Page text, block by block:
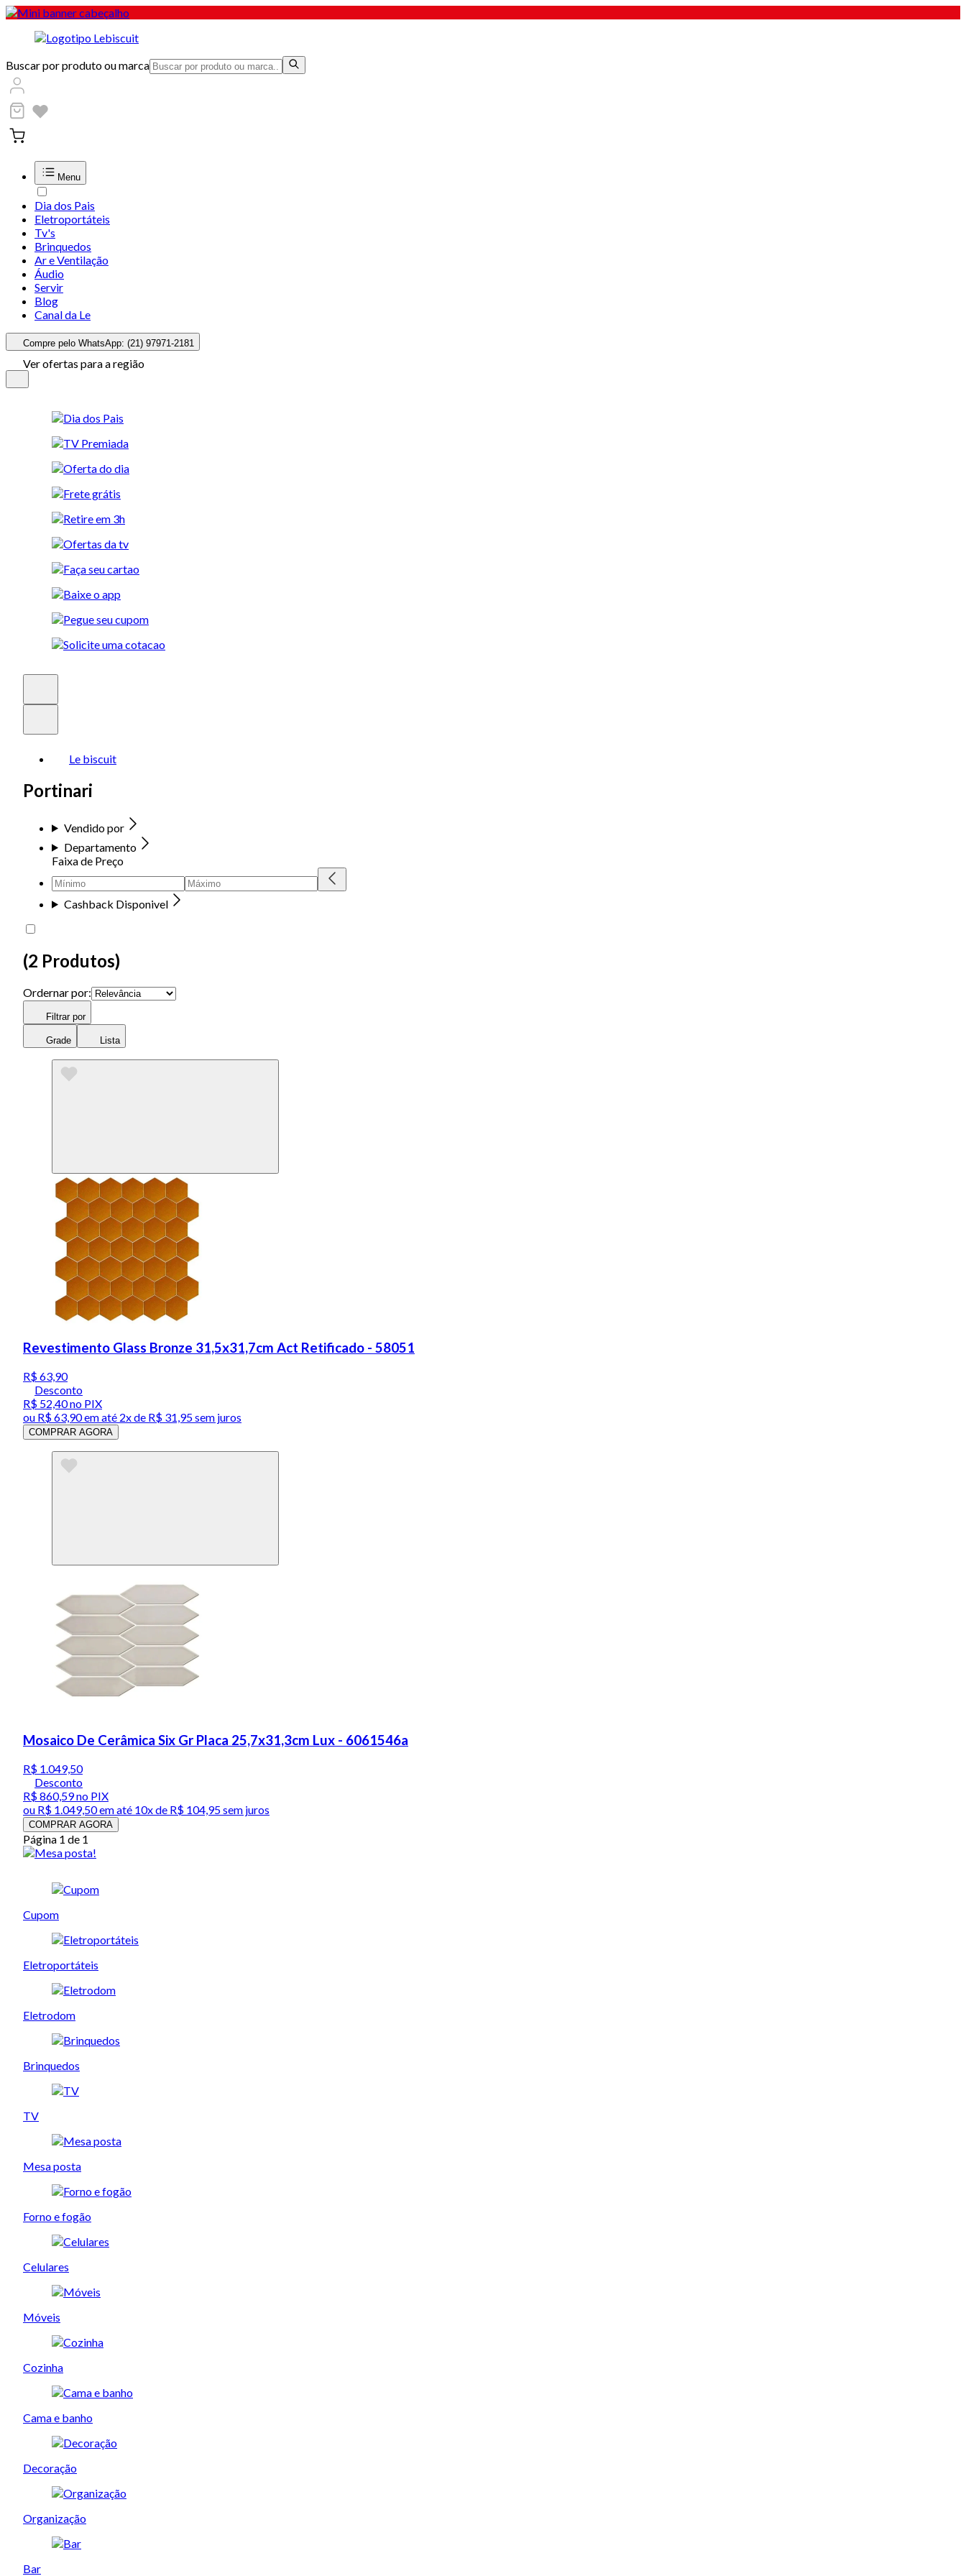
Buscar por produto ou marca
Menu
Dia dos Pais
Eletroportáteis
Tv's
Brinquedos
Ar e Ventilação
Áudio
Servir
Blog
Canal da Le
Compre pelo WhatsApp: (21) 97971-2181
Ver ofertas para a região
Le biscuit
Portinari
Vendido por
Departamento
Faixa de Preço
Cashback Disponivel
(2 Produtos)
Ordernar por:
Filtrar por
Grade Lista
Revestimento Glass Bronze 31,5x31,7cm Act Retificado - 58051
R$ 63,90
Desconto
R$ 52,40no PIX
ou R$ 63,90em até 2x de R$ 31,95 sem juros
COMPRAR AGORA
Mosaico De Cerâmica Six Gr Placa 25,7x31,3cm Lux - 6061546a
R$ 1.049,50
Desconto
R$ 860,59no PIX
ou R$ 1.049,50em até 10x de R$ 104,95 sem juros
COMPRAR AGORA
Página 1 de 1
Cupom
Eletroportáteis
Eletrodom
Brinquedos
TV
Mesa posta
Forno e fogão
Celulares
Móveis
Cozinha
Cama e banho
Decoração
Organização
Bar